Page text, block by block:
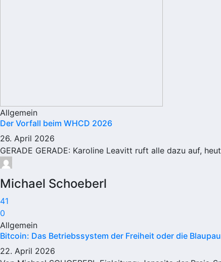
Allgemein
Der Vorfall beim WHCD 2026
26. April 2026
GERADE GERADE: Karoline Leavitt ruft alle dazu auf,
Michael Schoeberl
41
0
Allgemein
Bitcoin: Das Betriebssystem der Freiheit oder die
22. April 2026